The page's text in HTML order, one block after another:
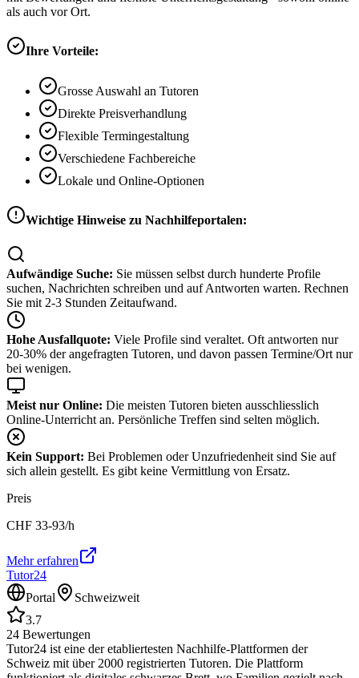
als auch vor Ort.
Ihre Vorteile:
Grosse Auswahl an Tutoren
Direkte Preisverhandlung
Flexible Termingestaltung
Verschiedene Fachbereiche
Lokale und Online-Optionen
Wichtige Hinweise zu Nachhilfeportalen:
Aufwändige Suche: Sie müssen selbst durch hunderte Profile
suchen, Nachrichten schreiben und auf Antworten warten. Rechnen
Sie mit 2-3 Stunden Zeitaufwand.
Hohe Ausfallquote: Viele Profile sind veraltet. Oft antworten nur
20-30% der angefragten Tutoren, und davon passen Termine/Ort nur
bei wenigen.
Meist nur Online: Die meisten Tutoren bieten ausschliesslich
Online-Unterricht an. Persönliche Treffen sind selten möglich.
Kein Support: Bei Problemen oder Unzufriedenheit sind Sie auf
sich allein gestellt. Es gibt keine Vermittlung von Ersatz.
Preis
CHF 33-93/h
Mehr erfahren
Tutor24
Portal
Schweizweit
3.7
24 Bewertungen
Tutor24 ist eine der etabliertesten Nachhilfe-Plattformen der
Schweiz mit über 2000 registrierten Tutoren. Die Plattform